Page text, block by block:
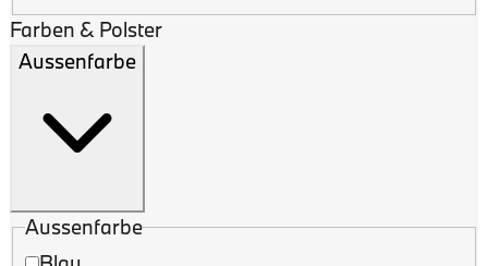
Farben & Polster
Aussenfarbe
Aussenfarbe